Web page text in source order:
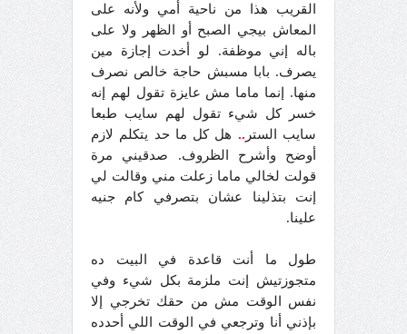
القريب هذا من ناحية أمي ولأنه على
المعاش بيجي الصبح أو الظهر ولا على
باله إني موظفة. لو أخدت إجازة مين
يصرف. بابا مسبش حاجة خالص نصرف
منها. إنما ماما مش عايزة تقول لهم إنه
خسر كل شيء تقول لهم سايب طبعا
سايب الستر .. هل كل ما حد يتكلم لازم
أوضح وأشرح الظروف. صدقيني مرة
قولت لخالي ماما زعلت مني وقالت لي
إنت بتذلينا عشان بتصرفي كام جنيه
علينا.
طول ما أنت قاعدة في البيت ده
متجوزتيش إنت ملزمة بكل شيء وفي
نفس الوقت مش من حقك تخرجي إلا
بإذني أنا وترجعي في الوقت اللي أحدده